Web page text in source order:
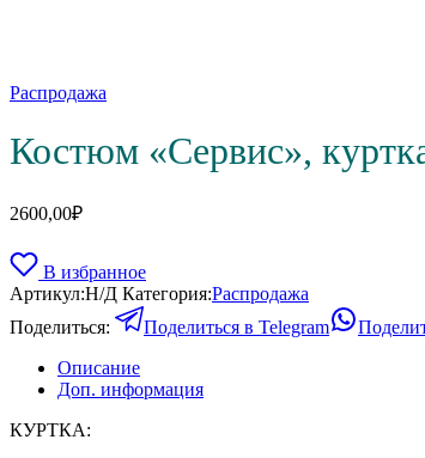
Распродажа
Костюм «Сервис»,
2600,00₽
В избранное
Артикул:Н/Д Категория:Распродажа
Поделиться:
Поделиться в Telegram
Описание
Доп. информация
КУРТКА: